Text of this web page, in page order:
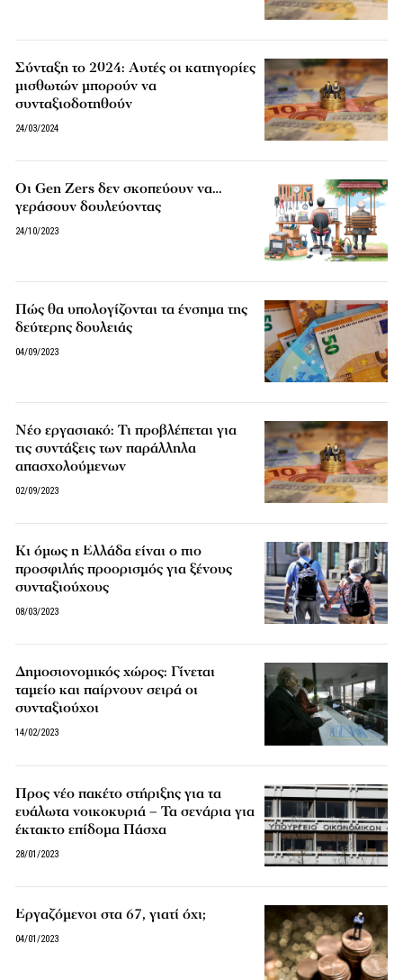
Σύνταξη το 2024: Αυτές οι κατηγορίες
μισθωτών μπορούν να
συνταξιοδοτηθούν
24/03/2024
Οι Gen Zers δεν σκοπεύουν να…
γεράσουν δουλεύοντας
24/10/2023
Πώς θα υπολογίζονται τα ένσημα της
δεύτερης δουλειάς
04/09/2023
Νέο εργασιακό: Τι προβλέπεται για
τις συντάξεις των παράλληλα
απασχολούμενων
02/09/2023
Κι όμως η Ελλάδα είναι ο πιο
προσφιλής προορισμός για ξένους
συνταξιούχους
08/03/2023
Δημοσιονομικός χώρος: Γίνεται
ταμείο και παίρνουν σειρά οι
συνταξιούχοι
14/02/2023
Προς νέο πακέτο στήριξης για τα
ευάλωτα νοικοκυριά – Τα σενάρια για
έκτακτο επίδομα Πάσχα
28/01/2023
Εργαζόμενοι στα 67, γιατί όχι;
04/01/2023